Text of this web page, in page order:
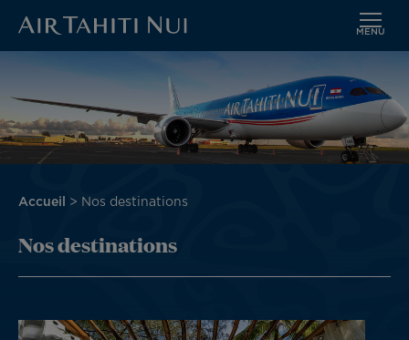
contenu
principal
MENU
Fil
Accueil Nos destinations
Nos destinations